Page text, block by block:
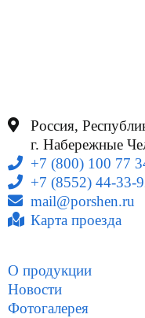
Россия,
г. Набережные
+7 (800) 100 77
+7 (8552) 44-33-
mail@porshen.ru
Карта проезда
О продукции
Новости
Фотогалерея